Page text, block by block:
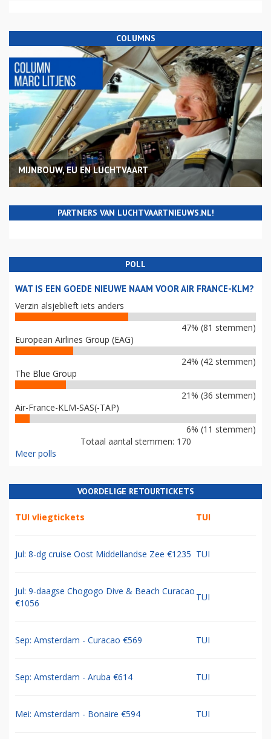
COLUMNS
MIJNBOUW, EU EN LUCHTVAART
PARTNERS VAN LUCHTVAARTNIEUWS.NL!
POLL
WAT IS EEN GOEDE NIEUWE NAAM VOOR AIR FRANCE-KLM?
Verzin alsjeblieft iets anders
47% (81 stemmen)
European Airlines Group (EAG)
24% (42 stemmen)
The Blue Group
21% (36 stemmen)
Air-France-KLM-SAS(-TAP)
6% (11 stemmen)
Totaal aantal stemmen: 170
Meer polls
VOORDELIGE RETOURTICKETS
TUI vliegtickets TUI
Jul: 8-dg cruise Oost Middellandse Zee €1235 TUI
Jul: 9-daagse Chogogo Dive & Beach Curacao
€1056
TUI
Sep: Amsterdam - Curacao €569 TUI
Sep: Amsterdam - Aruba €614 TUI
Mei: Amsterdam - Bonaire €594 TUI